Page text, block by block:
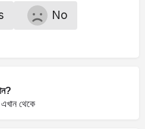
No
এখান থেকে